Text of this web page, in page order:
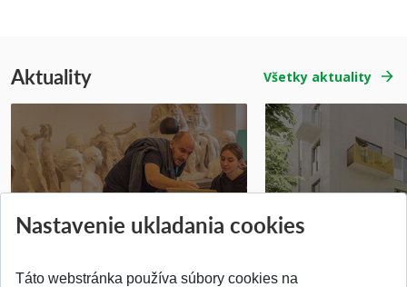
Aktuality Všetky aktuality
Pridané 14.07.2026 Pridané 03.07.2026
Nastavenie ukladania cookies
Táto webstránka používa súbory cookies na